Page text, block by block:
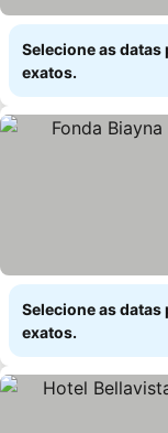
Selecione as
exatos.
Selecione as
exatos.